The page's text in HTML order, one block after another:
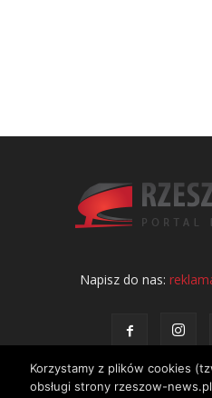
Napisz do nas:
Korzystamy z plików cookies
obsługi strony rzeszow-